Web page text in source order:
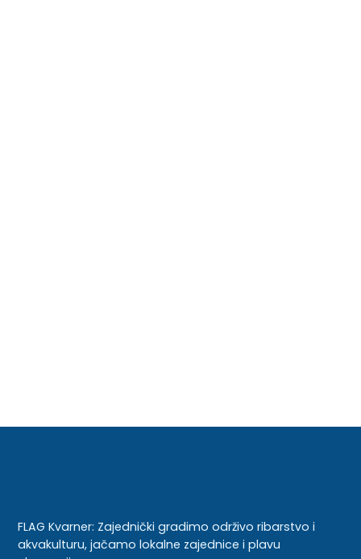
FLAG Kvarner: Zajednički gradimo održivo ribarstvo i
akvakulturu, jačamo lokalne zajednice i plavu